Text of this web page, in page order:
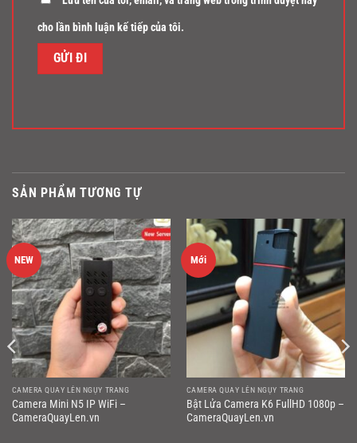
cho lần bình luận kế tiếp của tôi.
SẢN PHẨM TƯƠNG TỰ
NEW
CAMERA QUAY LÉN NGỤY TRANG
Camera Mini N5 IP WiFi –
CameraQuayLen.vn
Mới
CAMERA QUAY LÉN NGỤY TRANG
Bật Lửa Camera K6 FullHD 1080p –
CameraQuayLen.vn